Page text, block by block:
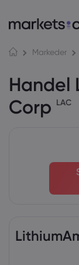
Markeder
Handel
Corp LAC